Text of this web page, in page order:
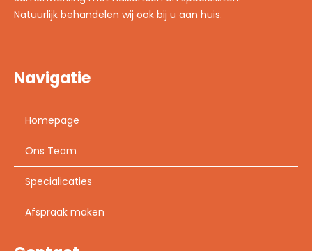
Natuurlijk behandelen wij ook bij u aan huis.
Navigatie
Homepage
Ons Team
Specialicaties
Afspraak maken